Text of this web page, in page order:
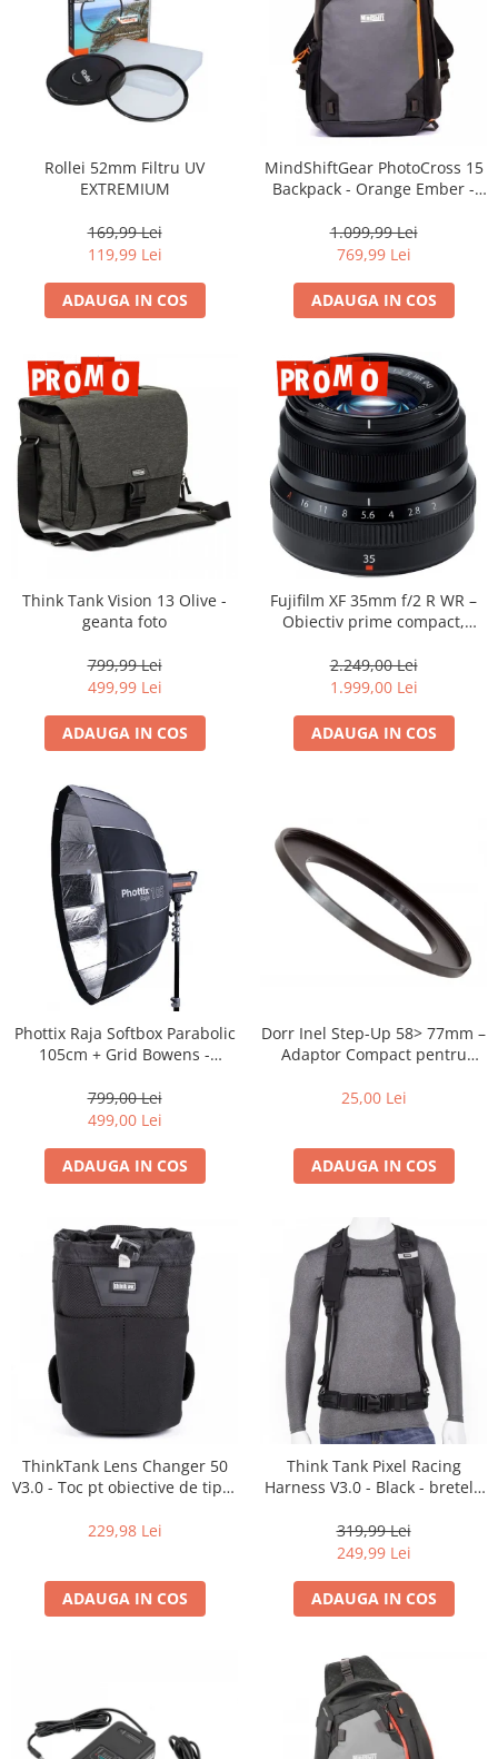
Rollei 52mm Filtru UV
EXTREMIUM
169,99 Lei
119,99 Lei
ADAUGA IN COS
MindShiftGear PhotoCross 15
Backpack - Orange Ember -
1.099,99 Lei
769,99 Lei
ADAUGA IN COS
Think Tank Vision 13 Olive -
geanta foto
799,99 Lei
499,99 Lei
ADAUGA IN COS
Fujifilm XF 35mm f/2 R WR –
Obiectiv prime compact,
intemperii pentru fotografie
de zi cu zi
2.249,00 Lei
1.999,00 Lei
ADAUGA IN COS
Phottix Raja Softbox Parabolic
105cm + Grid Bowens -
799,00 Lei
499,00 Lei
ADAUGA IN COS
Dorr Inel Step-Up 58> 77mm –
Adaptor Compact pentru
25,00 Lei
ADAUGA IN COS
ThinkTank Lens Changer 50
V3.0 - Toc pt obiective de tipul
229,98 Lei
ADAUGA IN COS
Think Tank Pixel Racing
Harness V3.0 - Black - bretele
319,99 Lei
249,99 Lei
ADAUGA IN COS